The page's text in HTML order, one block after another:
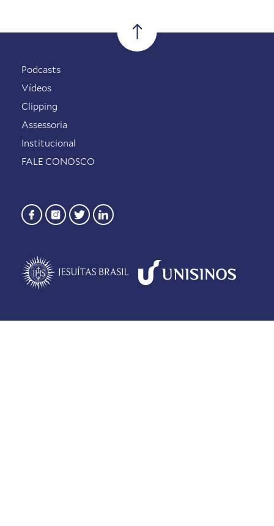
Podcasts
Vídeos
Clipping
Assessoria
Institucional
FALE CONOSCO